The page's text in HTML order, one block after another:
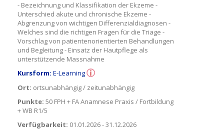
- Bezeichnung und Klassifikation der Ekzeme -
Unterschied akute und chronische Ekzeme -
Abgrenzung von wichtigen Differenzialdiagnosen -
Welches sind die richtigen Fragen für die Triage -
Vorschlag von patientenorientierten Behandlungen
und Begleitung - Einsatz der Hautpflege als
unterstützende Massnahme
Kursform: E-Learning
Ort: ortsunabhängig / zeitunabhängig
Punkte: 50 FPH + FA Anamnese Praxis / Fortbildung
+ WB R1/5
Verfügbarkeit: 01.01.2026 - 31.12.2026